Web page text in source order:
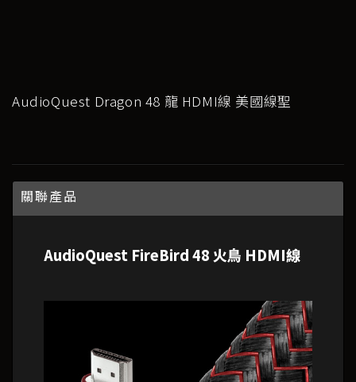
AudioQuest Dragon 48 龍 HDMI線 美國線聖
關聯產品
AudioQuest FireBird 48 火鳥 HDMI線